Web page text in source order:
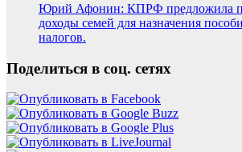
Юрий Афонин: КПРФ предложила
доходы семей для назначения
налогов.
Поделиться в соц. сетях